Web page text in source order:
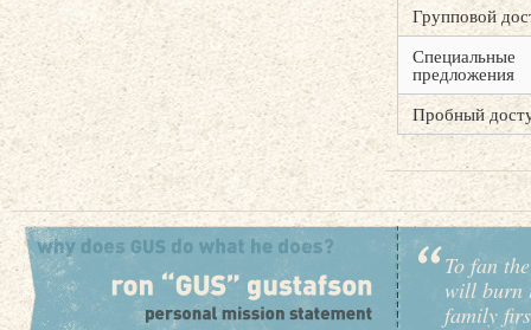
Групповой
Специальные
предложения
Пробный
To fan
will burn
family